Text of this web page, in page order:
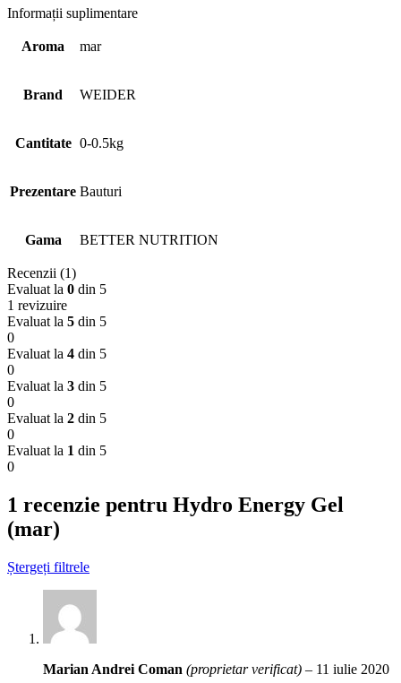
Informații suplimentare
Aroma mar
Brand WEIDER
Cantitate 0-0.5kg
Prezentare Bauturi
Gama BETTER NUTRITION
Recenzii (1)
Evaluat la 0 din 5
1 revizuire
Evaluat la 5 din 5
0
Evaluat la 4 din 5
0
Evaluat la 3 din 5
0
Evaluat la 2 din 5
0
Evaluat la 1 din 5
0
1 recenzie pentru Hydro Energy Gel
(mar)
Ștergeți filtrele
Marian Andrei Coman (proprietar verificat) – 11 iulie 2020